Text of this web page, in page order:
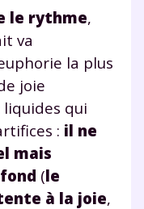
le rythme,
va
la plus
joie
qui
: il ne
mais
(le
à la joie,
exercices
pour